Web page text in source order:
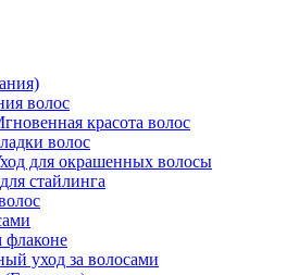
волос
красота волос
волос
для окрашенных волосы
стайлинга
флаконе
уход за волосами